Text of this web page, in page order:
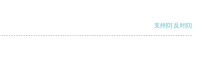
支持[0] 反对[0]